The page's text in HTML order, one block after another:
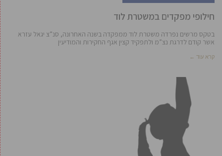
חילופי מפקדים במשטרת לוד
בטקס מרשים נפרדה משטרת לוד ממפקדה בשנה האחרונה, סנ”צ יגאל עזרא
אשר קודם לדרגת נצ”מ ולתפקיד קצין אגף החקירות והמודיעין
קרא עוד ←